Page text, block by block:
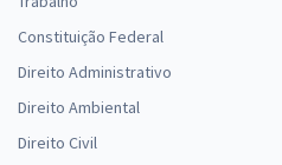
Constituição Federal
Direito Administrativo
Direito Ambiental
Direito Civil